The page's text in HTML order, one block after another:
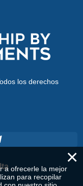
los derechos
×
a ofrecerle la mejor
para recopilar